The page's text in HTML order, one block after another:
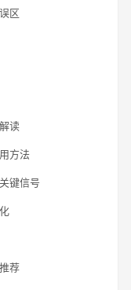
区
读
方法
键信号
荐